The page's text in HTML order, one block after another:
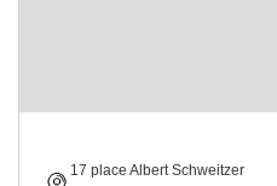
17 place Albert Schweitzer